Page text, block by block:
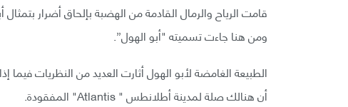
قامت الرياح والرمال القادمة من الهضبة بإلحاق أضرار
ومن هنا جاءت تسميته "أبو الهول”.
الطبيعة الغامضة لأبو الهول أثارت العديد من النظريات
أن هنالك صلة لمدينة أطلانطس " Atlantis" المفقودة.